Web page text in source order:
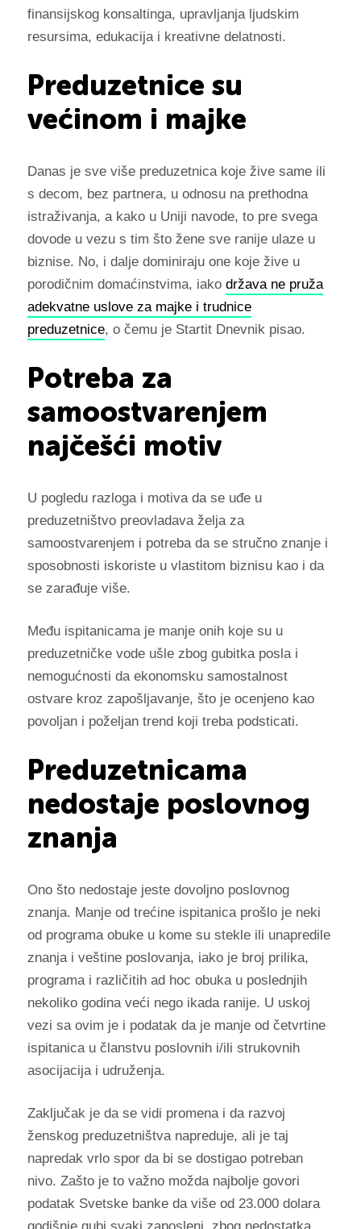
finansijskog konsaltinga, upravljanja ljudskim
resursima, edukacija i kreativne delatnosti.
Preduzetnice su
većinom i majke
Danas je sve više preduzetnica koje žive same ili
s decom, bez partnera, u odnosu na prethodna
istraživanja, a kako u Uniji navode, to pre svega
dovode u vezu s tim što žene sve ranije ulaze u
biznise. No, i dalje dominiraju one koje žive u
porodičnim domaćinstvima, iako država ne pruža
adekvatne uslove za majke i trudnice
preduzetnice, o čemu je Startit Dnevnik pisao.
Potreba za
samoostvarenjem
najčešći motiv
U pogledu razloga i motiva da se uđe u
preduzetništvo preovladava želja za
samoostvarenjem i potreba da se stručno znanje i
sposobnosti iskoriste u vlastitom biznisu kao i da
se zarađuje više.
Među ispitanicama je manje onih koje su u
preduzetničke vode ušle zbog gubitka posla i
nemogućnosti da ekonomsku samostalnost
ostvare kroz zapošljavanje, što je ocenjeno kao
povoljan i poželjan trend koji treba podsticati.
Preduzetnicama
nedostaje poslovnog
znanja
Ono što nedostaje jeste dovoljno poslovnog
znanja. Manje od trećine ispitanica prošlo je neki
od programa obuke u kome su stekle ili unapredile
znanja i veštine poslovanja, iako je broj prilika,
programa i različitih ad hoc obuka u poslednjih
nekoliko godina veći nego ikada ranije. U uskoj
vezi sa ovim je i podatak da je manje od četvrtine
ispitanica u članstvu poslovnih i/ili strukovnih
asocijacija i udruženja.
Zaključak je da se vidi promena i da razvoj
ženskog preduzetništva napreduje, ali je taj
napredak vrlo spor da bi se dostigao potreban
nivo. Zašto je to važno možda najbolje govori
podatak Svetske banke da više od 23.000 dolara
godišnje gubi svaki zaposleni, zbog nedostatka